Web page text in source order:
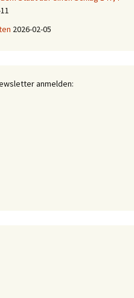
2026-02-05
anmelden: